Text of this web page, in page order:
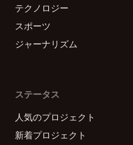
テクノロジー
スポーツ
ジャーナリズム
ステータス
人気のプロジェクト
新着プロジェクト